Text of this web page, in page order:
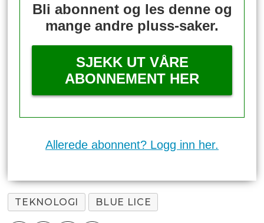
Bli abonnent og les denne og
mange andre pluss-saker.
SJEKK UT VÅRE
ABONNEMENT HER
Allerede abonnent? Logg inn her.
TEKNOLOGI BLUE LICE